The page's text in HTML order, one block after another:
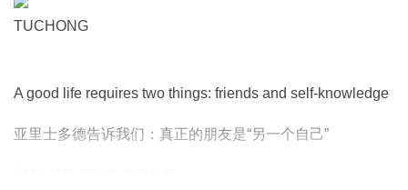
TUCHONG
A good life requires two things: friends and self-knowledge
亚里士多德告诉我们：真正的朋友是“另一个自己”